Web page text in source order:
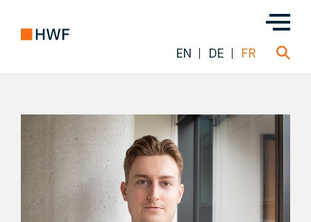
Transactions
À propos de nous
Notre équipe
EN DE FR